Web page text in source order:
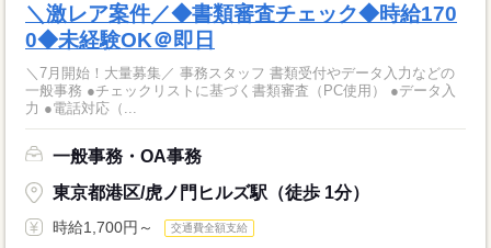
＼激レア案件／◆書類審査チェック◆時給170
0◆未経験OK＠即日
＼7月開始！大量募集／ 事務スタッフ 書類受付やデータ入力などの
一般事務 ●チェックリストに基づく書類審査（PC使用） ●データ入
力 ●電話対応（...
一般事務・OA事務
東京都港区/虎ノ門ヒルズ駅（徒歩 1分）
時給1,700円～ 交通費全額支給